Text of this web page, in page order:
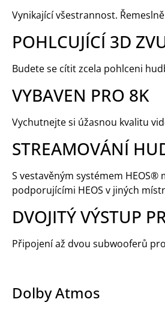
Vynikající všestrannost.
POHLCUJÍCÍ 3D
Budete se cítit zcela pohlceni
VYBAVEN PRO 8K
Vychutnejte si úžasnou kvalitu
STREAMOVÁNÍ
S vestavěným systémem
podporujícími HEOS v jiných
DVOJITÝ VÝSTUP
Připojení až dvou subwooferů
Dolby Atmos